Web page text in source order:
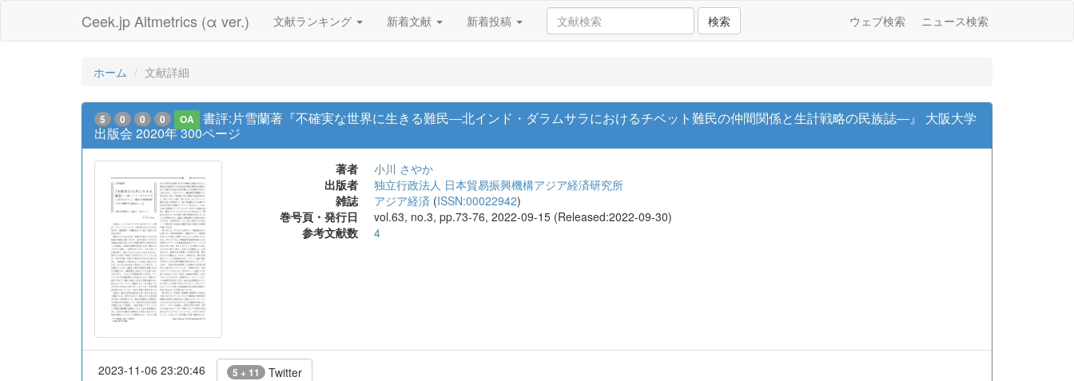
Ceek.jp Altmetrics (α ver.) 文献ランキング 新着文献 新着投稿 検索 ウェブ検索 ニュース検索
ホーム 文献詳細
5 0 0 0 OA
書評:片雪蘭著『不確実な世界に生きる難民―北インド・ダラムサラにおけるチベット難民の仲間関係と生計戦略の民族誌―』 大阪大学
出版会 2020年 300ページ
著者
小川 さやか
出版者
独立行政法人 日本貿易振興機構アジア経済研究所
雑誌
アジア経済 (ISSN:00022942)
巻号頁・発行日
vol.63, no.3, pp.73-76, 2022-09-15 (Released:2022-09-30)
参考文献数
4
2023-11-06 23:20:46 5 + 11 Twitter